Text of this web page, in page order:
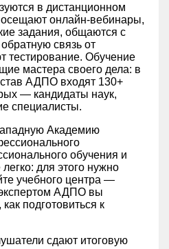
в дистанционном
онлайн-вебинары,
задания, общаются с
связь от
тестирование. Обучение
мастера своего дела: в
АДПО входят 130+
— кандидаты наук,
специалисты.
Академию
обучения и
для этого нужно
учебного центра —
экспертом АДПО вы
подготовиться к
сдают итоговую